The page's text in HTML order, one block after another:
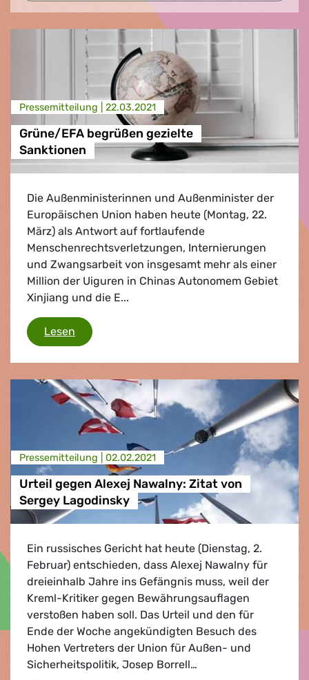
Presse­mitteilung | 22.03.2021
Grüne/EFA begrüßen gezielte
Sanktionen
Die Außenministerinnen und Außenminister der
Europäischen Union haben heute (Montag, 22.
März) als Antwort auf fortlaufende
Menschenrechtsverletzungen, Internierungen
und Zwangsarbeit von insgesamt mehr als einer
Million der Uiguren in Chinas Autonomem Gebiet
Xinjiang und die E...
Lesen Grüne/EFA begrüßen gezielte Sanktionen
Presse­mitteilung | 02.02.2021
Urteil gegen Alexej Nawalny: Zitat von
Sergey Lagodinsky
Ein russisches Gericht hat heute (Dienstag, 2.
Februar) entschieden, dass Alexej Nawalny für
dreieinhalb Jahre ins Gefängnis muss, weil der
Kreml-Kritiker gegen Bewährungsauflagen
verstoßen haben soll. Das Urteil und den für
Ende der Woche angekündigten Besuch des
Hohen Vertreters der Union für Außen- und
Sicherheitspolitik, Josep Borrell…